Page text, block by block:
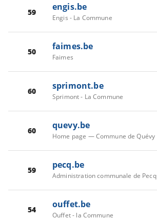
59 engis.be
Engis - La Commune
50 faimes.be
Faimes
60 sprimont.be
Sprimont - La Commune
60 quevy.be
Home page — Commune de Quévy
59 pecq.be
Administration communale de Pecq
54 ouffet.be
Ouffet - la Commune